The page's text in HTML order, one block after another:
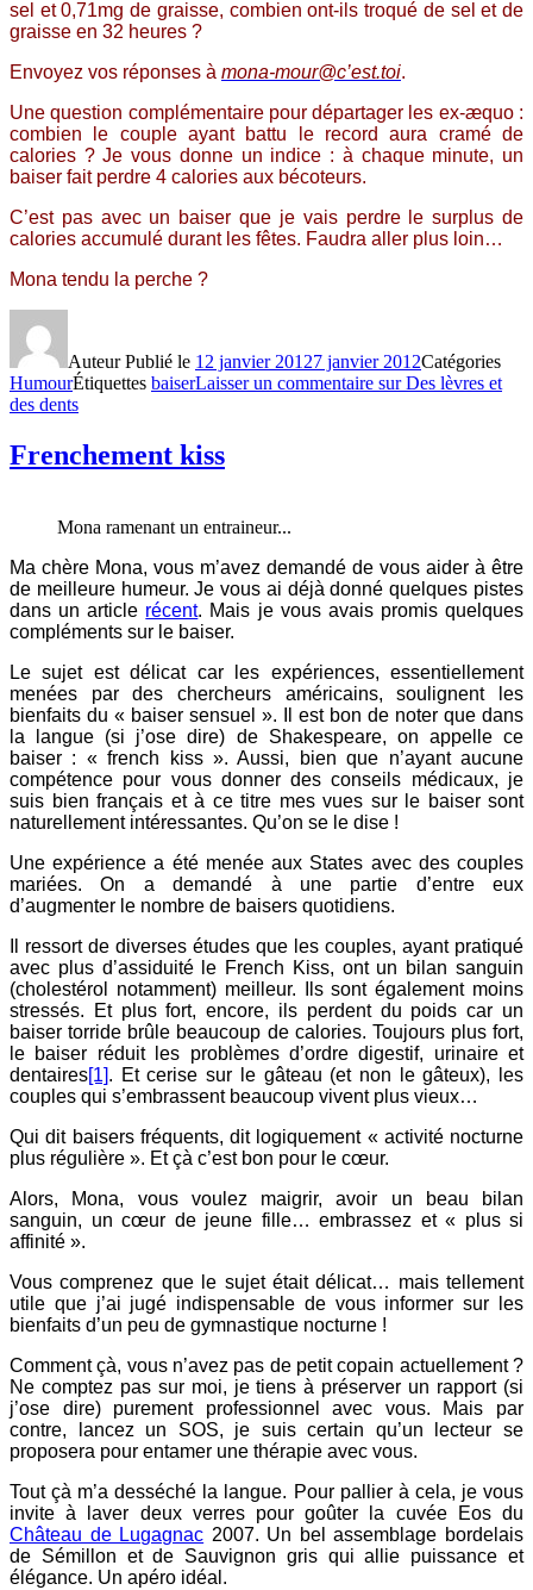
sel et 0,71mg de graisse, combien ont-ils troqué de sel et de
graisse en 32 heures ?
Envoyez vos réponses à mona-mour@c’est.toi.
Une question complémentaire pour départager les ex-æquo :
combien le couple ayant battu le record aura cramé de
calories ? Je vous donne un indice : à chaque minute, un
baiser fait perdre 4 calories aux bécoteurs.
C’est pas avec un baiser que je vais perdre le surplus de
calories accumulé durant les fêtes. Faudra aller plus loin…
Mona tendu la perche ?
AuteurPublié le 12 janvier 20127 janvier 2012Catégories
HumourÉtiquettes baiserLaisser un commentaire sur Des lèvres et
des dents
Frenchement kiss
Mona ramenant un entraineur...
Ma chère Mona, vous m’avez demandé de vous aider à être
de meilleure humeur. Je vous ai déjà donné quelques pistes
dans un article récent. Mais je vous avais promis quelques
compléments sur le baiser.
Le sujet est délicat car les expériences, essentiellement
menées par des chercheurs américains, soulignent les
bienfaits du « baiser sensuel ». Il est bon de noter que dans
la langue (si j’ose dire) de Shakespeare, on appelle ce
baiser : « french kiss ». Aussi, bien que n’ayant aucune
compétence pour vous donner des conseils médicaux, je
suis bien français et à ce titre mes vues sur le baiser sont
naturellement intéressantes. Qu’on se le dise !
Une expérience a été menée aux States avec des couples
mariées. On a demandé à une partie d’entre eux
d’augmenter le nombre de baisers quotidiens.
Il ressort de diverses études que les couples, ayant pratiqué
avec plus d’assiduité le French Kiss, ont un bilan sanguin
(cholestérol notamment) meilleur. Ils sont également moins
stressés. Et plus fort, encore, ils perdent du poids car un
baiser torride brûle beaucoup de calories. Toujours plus fort,
le baiser réduit les problèmes d’ordre digestif, urinaire et
dentaires[1]. Et cerise sur le gâteau (et non le gâteux), les
couples qui s’embrassent beaucoup vivent plus vieux…
Qui dit baisers fréquents, dit logiquement « activité nocturne
plus régulière ». Et çà c’est bon pour le cœur.
Alors, Mona, vous voulez maigrir, avoir un beau bilan
sanguin, un cœur de jeune fille… embrassez et « plus si
affinité ».
Vous comprenez que le sujet était délicat… mais tellement
utile que j’ai jugé indispensable de vous informer sur les
bienfaits d’un peu de gymnastique nocturne !
Comment çà, vous n’avez pas de petit copain actuellement ?
Ne comptez pas sur moi, je tiens à préserver un rapport (si
j’ose dire) purement professionnel avec vous. Mais par
contre, lancez un SOS, je suis certain qu’un lecteur se
proposera pour entamer une thérapie avec vous.
Tout çà m’a desséché la langue. Pour pallier à cela, je vous
invite à laver deux verres pour goûter la cuvée Eos du
Château de Lugagnac 2007. Un bel assemblage bordelais
de Sémillon et de Sauvignon gris qui allie puissance et
élégance. Un apéro idéal.